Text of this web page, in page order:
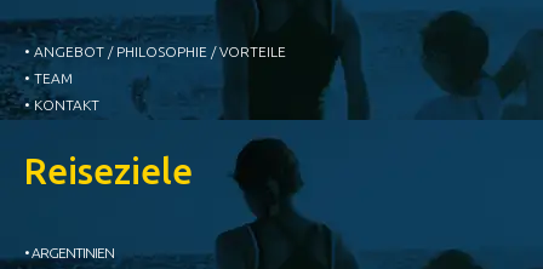
• ANGEBOT / PHILOSOPHIE / VORTEILE
• TEAM
• KONTAKT
Reiseziele
• ARGENTINIEN